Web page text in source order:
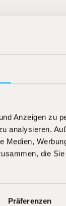
Anzeigen zu
analysieren.
Medien,
die
Präferenzen